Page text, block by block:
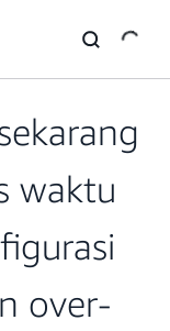
waktu
over-